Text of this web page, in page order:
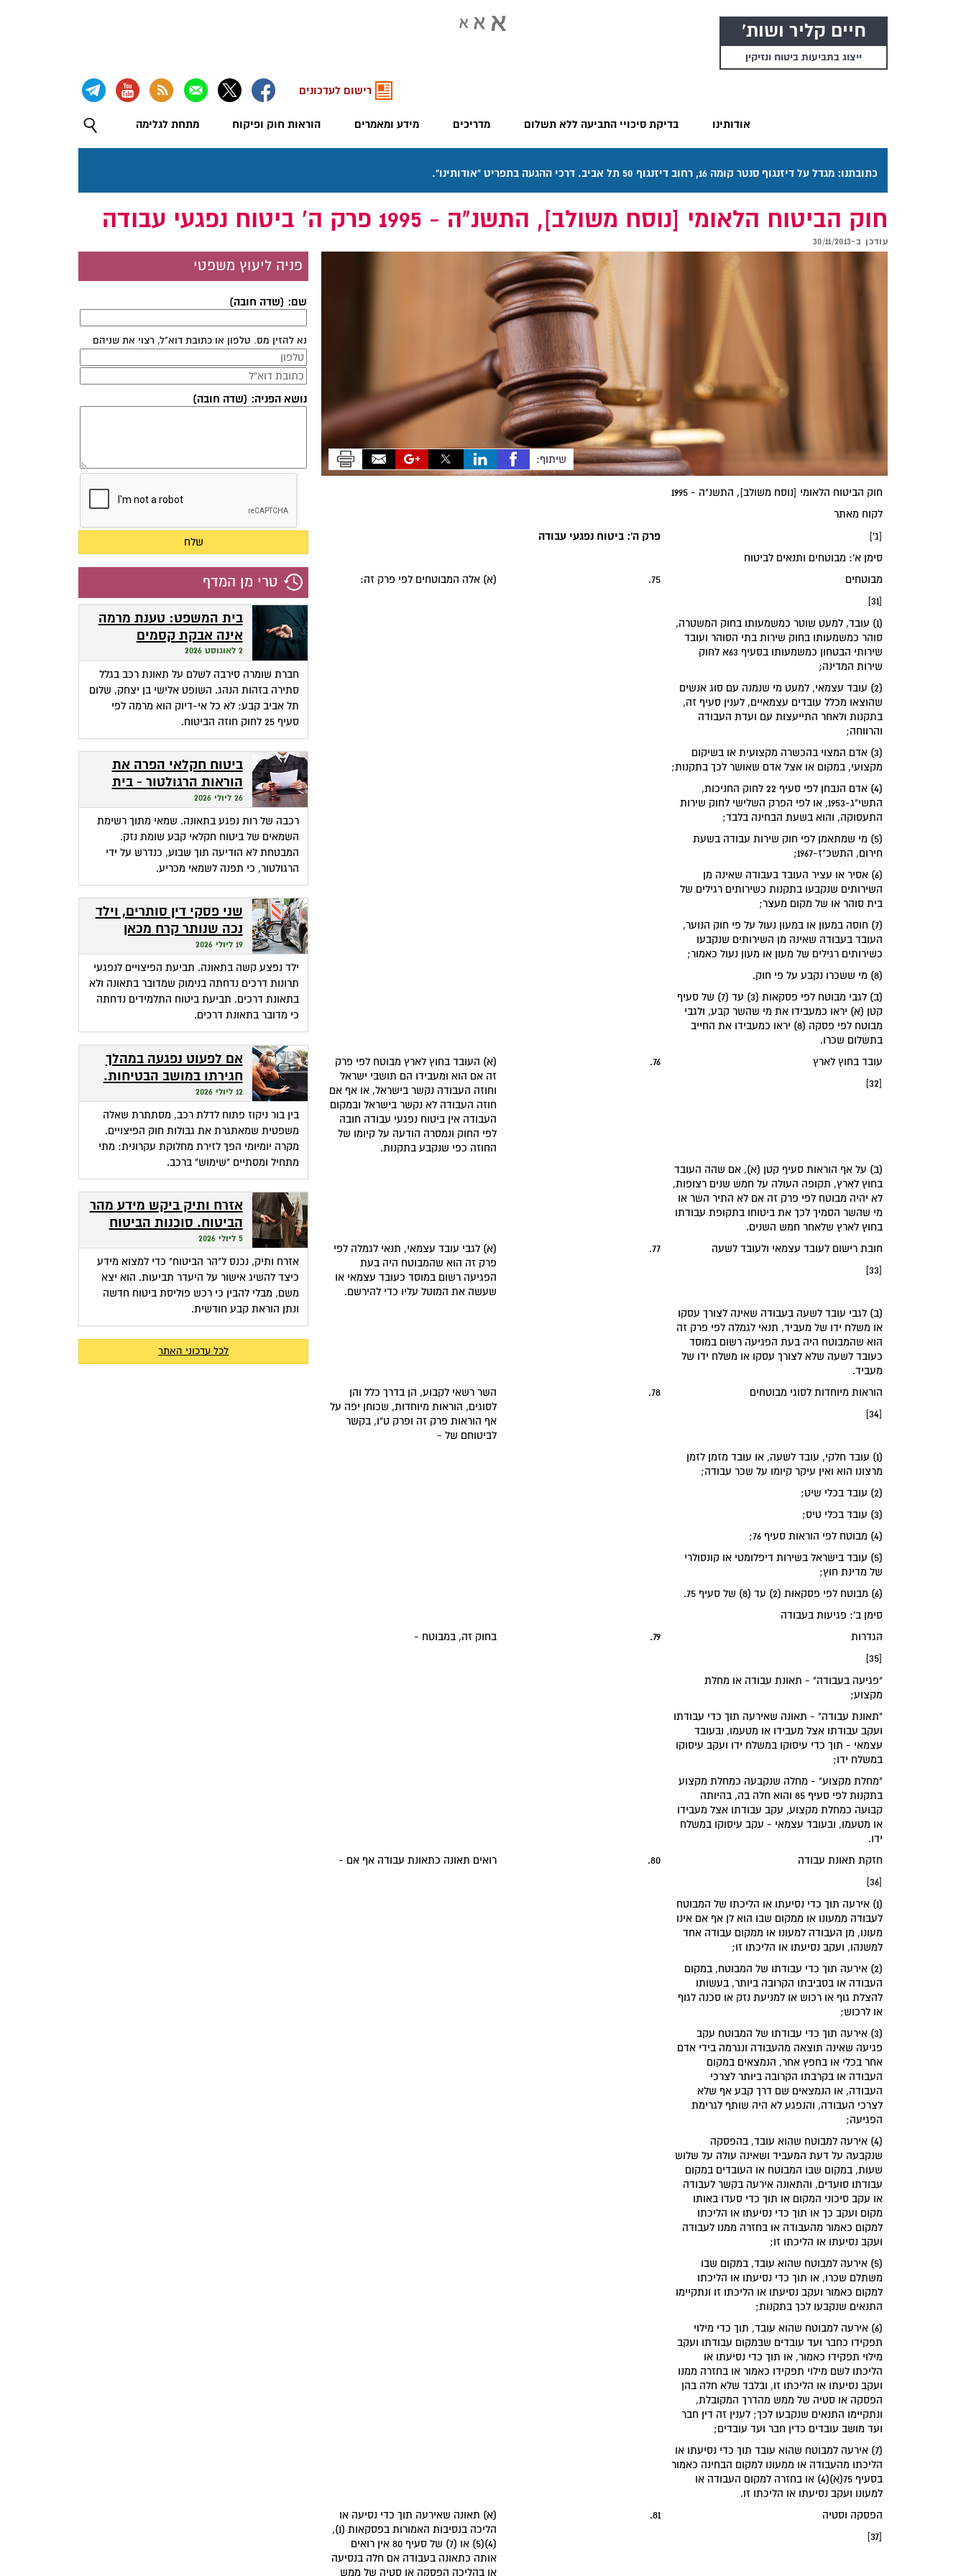
חיים קליר ושות'
ייצוג בתביעות ביטוח ונזיקין
אודותינו בדיקת סיכויי התביעה ללא תשלום מדריכים מידע ומאמרים הוראות חוק ופיקוח מתחת לגלימה
רישום לעדכונים
כתובתנו: מגדל על דיזנגוף סנטר קומה 16, רחוב דיזנגוף 50 תל אביב. דרכי ההגעה בתפריט "אודותינו".
חוק הביטוח הלאומי [נוסח משולב], התשנ"ה - 1995‏ פרק ה' ביטוח נפגעי עבודה
עודכן ב-30/11/2013
שיתוף:
‏חוק הביטוח הלאומי [נוסח משולב], התשנ"ה - 1995‏
לקוח מאתר
[ג']
‏פרק ה': ביטוח נפגעי עבודה‏
‏סימן א': מבוטחים ותנאים לביטוח‏
‏מבוטחים‏
[31]
75. (א) אלה המבוטחים לפי פרק זה:
(1) עובד, למעט שוטר כמשמעותו בחוק המשטרה,
סוהר כמשמעותו בחוק שירות בתי הסוהר ועובד
שירותי הבטחון כמשמעותו בסעיף 63א לחוק
שירות המדינה;
(2) עובד עצמאי, למעט מי שנמנה עם סוג אנשים
שהוצאו מכלל עובדים עצמאיים, לענין סעיף זה,
בתקנות ולאחר התייעצות עם ועדת העבודה
והרווחה;
(3) אדם המצוי בהכשרה מקצועית או בשיקום
מקצועי, במקום או אצל אדם שאושר לכך בתקנות;
(4) אדם הנבחן לפי סעיף 22 לחוק החניכות,
התשי"ג-1953, או לפי הפרק השלישי לחוק שירות
התעסוקה, והוא בשעת הבחינה בלבד;
(5) מי שמתאמן לפי חוק שירות עבודה בשעת
חירום, התשכ"ז-1967;
(6) אסיר או עציר העובד בעבודה שאינה מן
השירותים שנקבעו בתקנות כשירותים רגילים של
בית סוהר או של מקום מעצר;
(7) חוסה במעון או במעון נעול על פי חוק הנוער,
העובד בעבודה שאינה מן השירותים שנקבעו
כשירותים רגילים של מעון או מעון נעול כאמור;
(8) מי ששכרו נקבע על פי חוק.
(ב) לגבי מבוטח לפי פסקאות (3) עד (7) של סעיף
קטן (א) יראו כמעבידו את מי שהשר קבע, ולגבי
מבוטח לפי פסקה (8) יראו כמעבידו את החייב
בתשלום שכרו.
‏עובד בחוץ לארץ‏
[32]
76.
(א) העובד בחוץ לארץ מבוטח לפי פרק
זה אם הוא ומעבידו הם תושבי ישראל
וחוזה העבודה נקשר בישראל, או אף אם
חוזה העבודה לא נקשר בישראל ובמקום
העבודה אין ביטוח נפגעי עבודה חובה
לפי החוק ונמסרה הודעה על קיומו של
החוזה כפי שנקבע בתקנות.
(ב) על אף הוראות סעיף קטן (א), אם שהה העובד
בחוץ לארץ, תקופה העולה על חמש שנים רצופות,
לא יהיה מבוטח לפי פרק זה אם לא התיר השר או
מי שהשר הסמיך לכך את ביטוחו בתקופת עבודתו
בחוץ לארץ שלאחר חמש השנים.
‏חובת רישום לעובד עצמאי ולעובד לשעה‏
[33]
77.
(א) לגבי עובד עצמאי, תנאי לגמלה לפי
פרק זה הוא שהמבוטח היה בעת
הפגיעה רשום במוסד כעובד עצמאי או
שעשה את המוטל עליו כדי להירשם.
(ב) לגבי עובד לשעה בעבודה שאינה לצורך עסקו
או משלח ידו של מעביד, תנאי לגמלה לפי פרק זה
הוא שהמבוטח היה בעת הפגיעה רשום במוסד
כעובד לשעה שלא לצורך עסקו או משלח ידו של
מעביד.
‏הוראות מיוחדות לסוגי מבוטחים‏
[34]
78.
השר רשאי לקבוע, הן בדרך כלל והן
לסוגים, הוראות מיוחדות, שכוחן יפה על
אף הוראות פרק זה ופרק ט"ו, בקשר
לביטוחם של -
(1) עובד חלקי, עובד לשעה, או עובד מזמן לזמן
מרצונו הוא ואין עיקר קיומו על שכר עבודה;
(2) עובד בכלי שיט;
(3) עובד בכלי טיס;
(4) מבוטח לפי הוראות סעיף 76;
(5) עובד בישראל בשירות דיפלומטי או קונסולרי
של מדינת חוץ;
(6) מבוטח לפי פסקאות (2) עד (8) של סעיף 75.
‏סימן ב': פגיעות בעבודה‏
‏הגדרות‏
[35]
79. בחוק זה, במבוטח -
"פגיעה בעבודה" - תאונת עבודה או מחלת
מקצוע;
"תאונת עבודה" - תאונה שאירעה תוך כדי עבודתו
ועקב עבודתו אצל מעבידו או מטעמו, ובעובד
עצמאי - תוך כדי עיסוקו במשלח ידו ועקב עיסוקו
במשלח ידו;
"מחלת מקצוע" - מחלה שנקבעה כמחלת מקצוע
בתקנות לפי סעיף 85 והוא חלה בה, בהיותה
קבועה כמחלת מקצוע, עקב עבודתו אצל מעבידו
או מטעמו, ובעובד עצמאי - עקב עיסוקו במשלח
ידו.
‏חזקת תאונת עבודה‏
[36]
80. רואים תאונה כתאונת עבודה אף אם -
(1) אירעה תוך כדי נסיעתו או הליכתו של המבוטח
לעבודה ממעונו או ממקום שבו הוא לן אף אם אינו
מעונו, מן העבודה למעונו או ממקום עבודה אחד
למשנהו, ועקב נסיעתו או הליכתו זו;
(2) אירעה תוך כדי עבודתו של המבוטח, במקום
העבודה או בסביבתו הקרובה ביותר, בעשותו
להצלת גוף או רכוש או למניעת נזק או סכנה לגוף
או לרכוש;
(3) אירעה תוך כדי עבודתו של המבוטח עקב
פגיעה שאינה תוצאה מהעבודה ונגרמה בידי אדם
אחר בכלי או בחפץ אחר, הנמצאים במקום
העבודה או בקרבתו הקרובה ביותר לצרכי
העבודה, או הנמצאים שם דרך קבע אף שלא
לצרכי העבודה, והנפגע לא היה שותף לגרימת
הפגיעה;
(4) אירעה למבוטח שהוא עובד, בהפסקה
שנקבעה על דעת המעביד ושאינה עולה על שלוש
שעות, במקום שבו המבוטח או העובדים במקום
עבודתו סועדים, והתאונה אירעה בקשר לעבודה
או עקב סיכוני המקום או תוך כדי סעדו באותו
מקום ועקב כך או תוך כדי נסיעתו או הליכתו
למקום כאמור מהעבודה או בחזרה ממנו לעבודה
ועקב נסיעתו או הליכתו זו;
(5) אירעה למבוטח שהוא עובד, במקום שבו
משתלם שכרו, או תוך כדי נסיעתו או הליכתו
למקום כאמור ועקב נסיעתו או הליכתו זו ונתקיימו
התנאים שנקבעו לכך בתקנות;
(6) אירעה למבוטח שהוא עובד, תוך כדי מילוי
תפקידו כחבר ועד עובדים שבמקום עבודתו ועקב
מילוי תפקידו כאמור, או תוך כדי נסיעתו או
הליכתו לשם מילוי תפקידו כאמור או בחזרה ממנו
ועקב נסיעתו או הליכתו זו, ובלבד שלא חלה בהן
הפסקה או סטיה של ממש מהדרך המקובלת,
ונתקיימו התנאים שנקבעו לכך; לענין זה דין חבר
ועד מושב עובדים כדין חבר ועד עובדים;
(7) אירעה למבוטח שהוא עובד תוך כדי נסיעתו או
הליכתו מהעבודה או ממעונו למקום הבחינה כאמור
בסעיף 75(א)(4) או בחזרה למקום העבודה או
למעונו ועקב נסיעתו או הליכתו זו.
‏הפסקה וסטיה‏
[37]
81.
(א) תאונה שאירעה תוך כדי נסיעה או
הליכה בנסיבות האמורות בפסקאות (1),
(4)(5) או (7) של סעיף 80 אין רואים
אותה כתאונה בעבודה אם חלה בנסיעה
או בהליכה הפסקה או סטיה של ממש
פניה ליעוץ משפטי
שם: (שדה חובה)
נא להזין מס. טלפון או כתובת דוא"ל, רצוי את שניהם
נושא הפניה: (שדה חובה)
טרי מן המדף
בית המשפט: טענת מרמה
אינה אבקת קסמים
שהופכת אי-דיוק לפטור
מתשלום
2 לאוגוסט 2026
חברת שומרה סירבה לשלם על תאונת רכב בגלל
סתירה בזהות הנהג. השופט אלישי בן יצחק, שלום
תל אביב קבע: לא כל אי-דיוק הוא מרמה לפי
סעיף 25 לחוק חוזה הביטוח.
ביטוח חקלאי הפרה את
הוראות הרגולטור - בית
המשפט חילץ אותה
26 ליולי 2026
רכבה של רות נפגע בתאונה. שמאי מתוך רשימת
השמאים של ביטוח חקלאי קבע שומת נזק.
המבטחת לא הודיעה תוך שבוע, כנדרש על ידי
הרגולטור, כי תפנה לשמאי מכריע.
שני פסקי דין סותרים, וילד
נכה שנותר קרח מכאן
ומכאן
19 ליולי 2026
ילד נפצע קשה בתאונה. תביעת הפיצויים לנפגעי
תרונות דרכים נדחתה בנימוק שמדובר בתאונה ולא
בתאונת דרכים. תביעת ביטוח התלמידים נדחתה
כי מדובר בתאונת דרכים.
אם לפעוט נפגעה במהלך
חגירתו במושב הבטיחות.
האם זכאית לפיצויים?
12 ליולי 2026
בין בור ניקוז פתוח לדלת רכב, מסתתרת שאלה
משפטית שמאתגרת את גבולות חוק הפיצויים.
מקרה יומיומי הפך לזירת מחלוקת עקרונית: מתי
מתחיל ומסתיים "שימוש" ברכב.
אזרח ותיק ביקש מידע מהר
הביטוח. סוכנות הביטוח
גבתה מחשבונו פרמיות
5 ליולי 2026
אזרח ותיק, נכנס ל"הר הביטוח" כדי למצוא מידע
כיצד להשיג אישור על היעדר תביעות. הוא יצא
משם, מבלי להבין כי רכש פוליסת ביטוח חדשה
ונתן הוראת קבע חודשית.
לכל עדכוני האתר